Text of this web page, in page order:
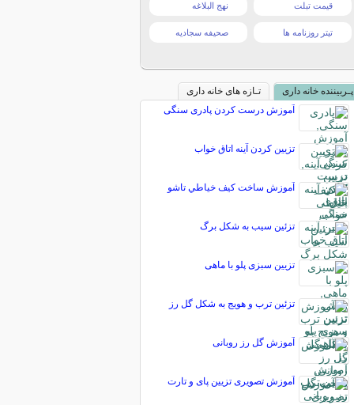
قیمت تبلت نهج البلاغه
تیتر روزنامه ها صحیفه سجادیه
پـربیننده خانه داری
تـازه های خانه داری
آموزش درست کردن پادری سنگی
تزیین کردن آینه اتاق خواب
آموزش ساخت كيف خياطي تاشو
تزئين سيب به شكل برگ
تزیین سبزی پلو با ماهی
تزئین ترب و هویج به شکل گل رز
آموزش گل رز روبانی
آموزش تصویری تزیین پای و تارت